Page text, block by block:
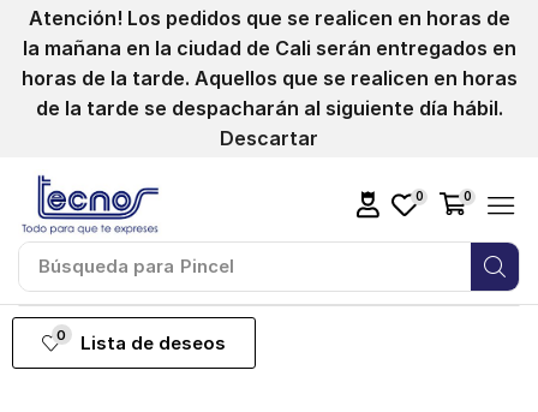
Atención! Los pedidos que se realicen en horas de
la mañana en la ciudad de Cali serán entregados en
horas de la tarde. Aquellos que se realicen en horas
de la tarde se despacharán al siguiente día hábil.
Descartar
Búsqueda para Pincel
0 0
0 Lista de deseos